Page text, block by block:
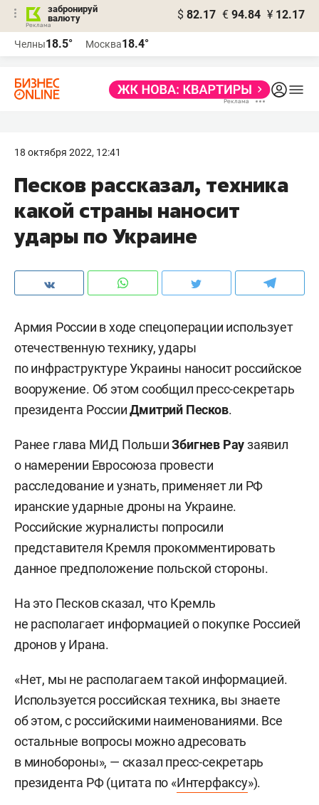
забронируй
валюту
$ 82.17 € 94.84 ¥ 12.17
Челны18.5° Москва18.4°
18 октября 2022, 12:41
Песков рассказал, техника
какой страны наносит
удары по Украине
Армия России в ходе спецоперации использует
отечественную технику, удары
по инфраструктуре Украины наносит российское
вооружение. Об этом сообщил пресс-секретарь
президента РоссииДмитрий Песков.
Ранее глава МИД ПольшиЗбигнев Раузаявил
о намерении Евросоюза провести
расследование и узнать, применяет ли РФ
иранские ударные дроны на Украине.
Российские журналисты попросили
представителя Кремля прокомментировать
данное предположение польской стороны.
На это Песков сказал, что Кремль
не располагает информацией о покупке Россией
дронов у Ирана.
«Нет, мы не располагаем такой информацией.
Используется российская техника, вы знаете
об этом, с российскими наименованиями. Все
остальные вопросы можно адресовать
в минобороны», — сказал пресс-секретарь
президента РФ (цитата по «Интерфаксу»).